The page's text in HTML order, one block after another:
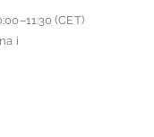
(CET)
i